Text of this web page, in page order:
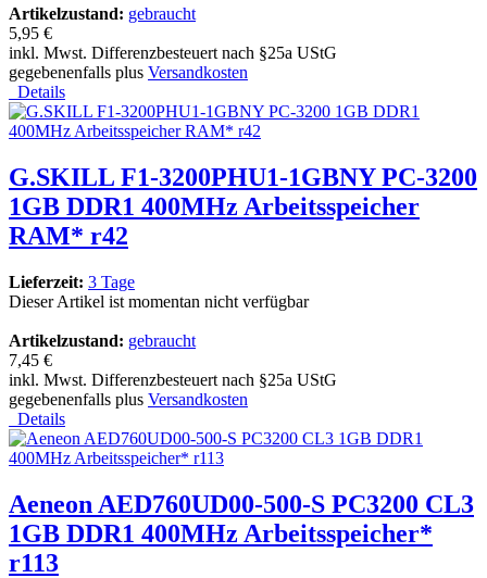
Artikelzustand: gebraucht
5,95 €
inkl. Mwst. Differenzbesteuert nach §25a UStG
gegebenenfalls plus Versandkosten
Details
G.SKILL F1-3200PHU1-1GBNY PC-3200
1GB DDR1 400MHz Arbeitsspeicher
RAM* r42
Lieferzeit: 3 Tage
Dieser Artikel ist momentan nicht verfügbar
Artikelzustand: gebraucht
7,45 €
inkl. Mwst. Differenzbesteuert nach §25a UStG
gegebenenfalls plus Versandkosten
Details
Aeneon AED760UD00-500-S PC3200 CL3
1GB DDR1 400MHz Arbeitsspeicher*
r113